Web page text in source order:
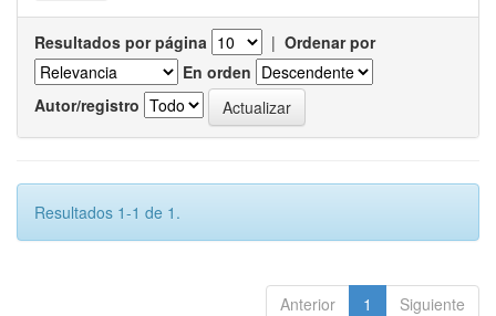
Resultados por página | Ordenar por
En orden
Autor/registro
Resultados 1-1 de 1.
Anterior 1 Siguiente